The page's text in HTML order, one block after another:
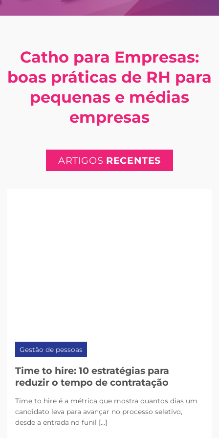
Catho para Empresas:
boas práticas de RH para
pequenas e médias
empresas
ARTIGOS RECENTES
Gestão de pessoas
Time to hire: 10 estratégias para
reduzir o tempo de contratação
Time to hire é a métrica que mostra quantos dias um
candidato leva para avançar no processo seletivo,
desde a entrada no funil [...]